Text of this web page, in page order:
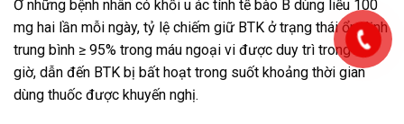
Ở những bệnh nhân có khối u ác tính tế bào B dùng liều 100
mg hai lần mỗi ngày, tỷ lệ chiếm giữ BTK ở trạng thái ổn định
trung bình ≥ 95% trong máu ngoại vi được duy trì trong 12
giờ, dẫn đến BTK bị bất hoạt trong suốt khoảng thời gian
dùng thuốc được khuyến nghị.